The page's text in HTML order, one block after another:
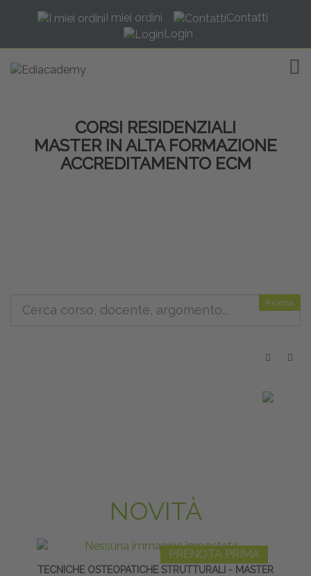
I miei ordini
Contatti
Login
CORSI RESIDENZIALI
MASTER IN ALTA FORMAZIONE
ACCREDITAMENTO ECM
Ricerca
NOVITÀ
PRENOTA PRIMA
TECNICHE OSTEOPATICHE STRUTTURALI - MASTER